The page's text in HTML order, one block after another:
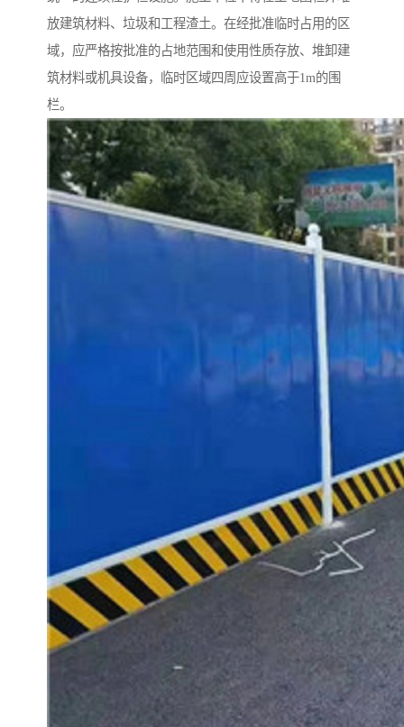
放建筑材料、垃圾和工程渣土。在经批准临时占用的区
域，应严格按批准的占地范围和使用性质存放、堆卸建
筑材料或机具设备，临时区域四周应设置高于1m的围
栏。